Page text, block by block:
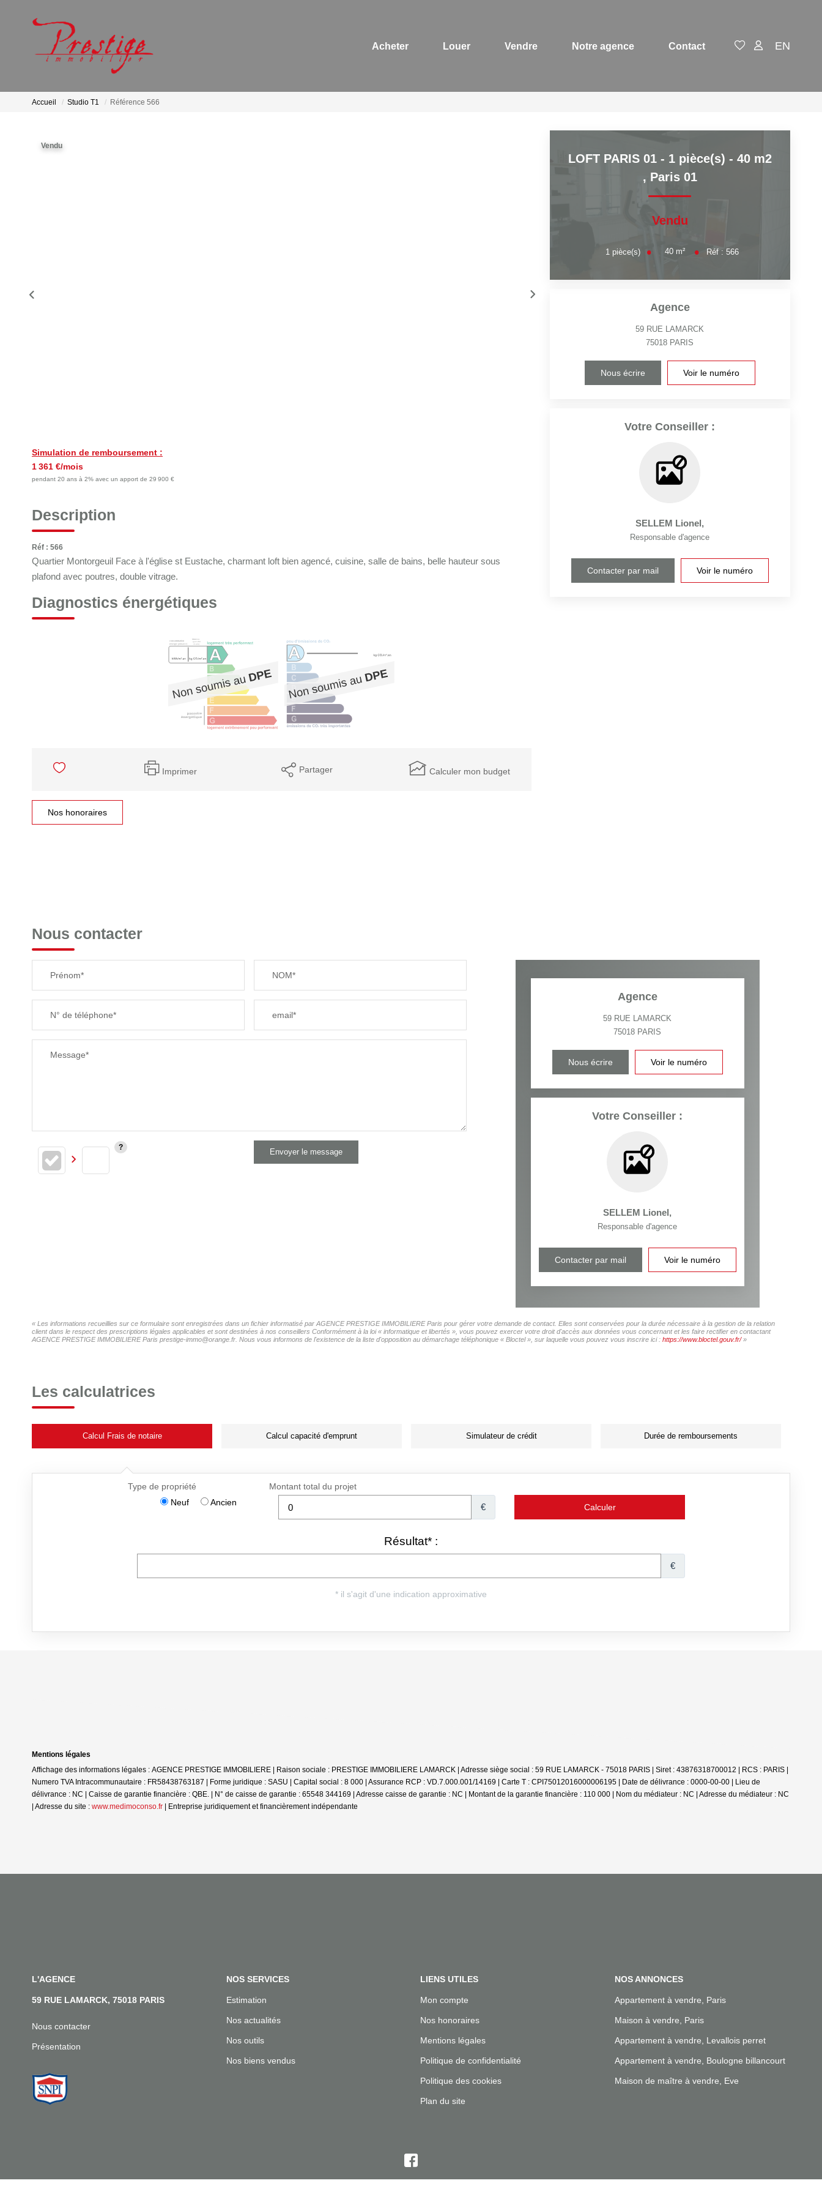
Acheter Louer Vendre Notre agence Contact EN
Accueil Studio T1 Référence 566
Vendu
Simulation de remboursement :
1 361 €/mois
pendant 20 ans à 2% avec un apport de 29 900 €
Description
Réf : 566
Quartier Montorgeuil Face à l'église st Eustache, charmant loft bien agencé, cuisine, salle de bains, belle hauteur sous
plafond avec poutres, double vitrage.
Diagnostics énergétiques
Imprimer Partager Calculer mon budget
Nos honoraires
LOFT PARIS 01 - 1 pièce(s) - 40 m2
, Paris 01
Vendu
1 pièce(s) 40 m² Réf :566
Agence
59 RUE LAMARCK
75018 PARIS
Nous écrire Voir le numéro
Votre Conseiller :
SELLEM Lionel,
Responsable d'agence
Contacter par mail Voir le numéro
Nous contacter
Prénom* NOM*
N° de téléphone* email*
Message*
Envoyer le message
Agence
59 RUE LAMARCK
75018 PARIS
Nous écrire Voir le numéro
Votre Conseiller :
SELLEM Lionel,
Responsable d'agence
Contacter par mail Voir le numéro
« Les informations recueillies sur ce formulaire sont enregistrées dans un fichier informatisé par AGENCE PRESTIGE IMMOBILIERE Paris pour gérer votre demande de contact. Elles sont conservées pour la durée nécessaire à la gestion de la relation
client dans le respect des prescriptions légales applicables et sont destinées à nos conseillers Conformément à la loi « informatique et libertés », vous pouvez exercer votre droit d'accès aux données vous concernant et les faire rectifier en contactant
AGENCE PRESTIGE IMMOBILIERE Paris prestige-immo@orange.fr. Nous vous informons de l'existence de la liste d'opposition au démarchage téléphonique « Bloctel », sur laquelle vous pouvez vous inscrire ici : https://www.bloctel.gouv.fr/»
Les calculatrices
Calcul Frais de notaire Calcul capacité d'emprunt Simulateur de crédit Durée de remboursements
Mentions légales
Affichage des informations légales : AGENCE PRESTIGE IMMOBILIERE | Raison sociale : PRESTIGE IMMOBILIERE LAMARCK | Adresse siège social : 59 RUE LAMARCK - 75018 PARIS | Siret : 43876318700012 | RCS : PARIS |
Numero TVA Intracommunautaire : FR58438763187 | Forme juridique : SASU | Capital social : 8 000 | Assurance RCP : VD.7.000.001/14169 | Carte T : CPI75012016000006195 | Date de délivrance : 0000-00-00 | Lieu de
délivrance : NC | Caisse de garantie financière : QBE. | N° de caisse de garantie : 65548 344169 | Adresse caisse de garantie : NC | Montant de la garantie financière : 110 000 | Nom du médiateur : NC | Adresse du médiateur : NC
| Adresse du site : www.medimoconso.fr Entreprise juridiquement et financièrement indépendante
L'AGENCE
59 RUE LAMARCK, 75018 PARIS
Nous contacter
Présentation
NOS SERVICES
Estimation
Nos actualités
Nos outils
Nos biens vendus
LIENS UTILES
Mon compte
Nos honoraires
Mentions légales
Politique de confidentialité
Politique des cookies
Plan du site
NOS ANNONCES
Appartement à vendre, Paris
Maison à vendre, Paris
Appartement à vendre, Levallois perret
Appartement à vendre, Boulogne billancourt
Maison de maître à vendre, Eve